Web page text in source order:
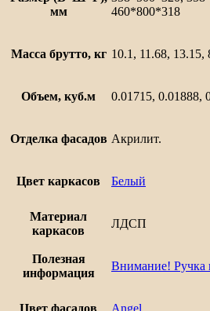
мм
460*800*318
Масса брутто, кг 10.1, 11.68, 13.15,
Объем, куб.м 0.01715, 0.01888,
Отделка фасадов Акрилит.
Цвет каркасов Белый
Материал
каркасов
ЛДСП
Полезная
информация
Внимание! Ручка
Цвет фасадов Angel